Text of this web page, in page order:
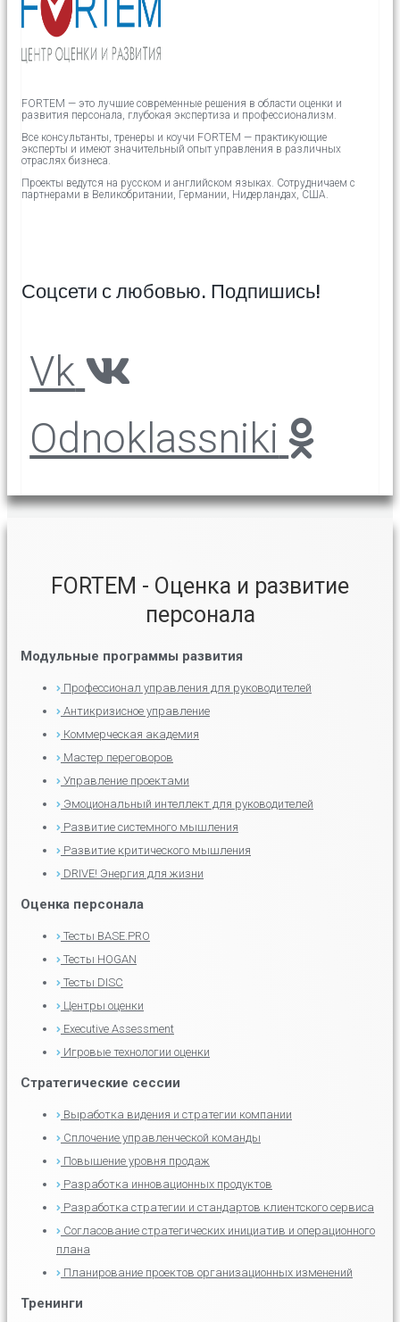
FORTEM — это лучшие современные решения в области оценки и
развития персонала, глубокая экспертиза и профессионализм.
Все консультанты, тренеры и коучи FORTEM — практикующие
эксперты и имеют значительный опыт управления в различных
отраслях бизнеса.
Проекты ведутся на русском и английском языках. Сотрудничаем с
партнерами в Великобритании, Германии, Нидерландах, США.
Соцсети с любовью. Подпишись!
Vk
Odnoklassniki
FORTEM - Оценка и развитие
персонала
Модульные программы развития
Профессионал управления для руководителей
Антикризисное управление
Коммерческая академия
Мастер переговоров
Управление проектами
Эмоциональный интеллект для руководителей
Развитие системного мышления
Развитие критического мышления
DRIVE! Энергия для жизни
Оценка персонала
Тесты BASE.PRO
Тесты HOGAN
Тесты DISC
Центры оценки
Executive Assessment
Игровые технологии оценки
Стратегические сессии
Выработка видения и стратегии компании
Сплочение управленческой команды
Повышение уровня продаж
Разработка инновационных продуктов
Разработка стратегии и стандартов клиентского сервиса
Согласование стратегических инициатив и операционного
плана
Планирование проектов организационных изменений
Тренинги